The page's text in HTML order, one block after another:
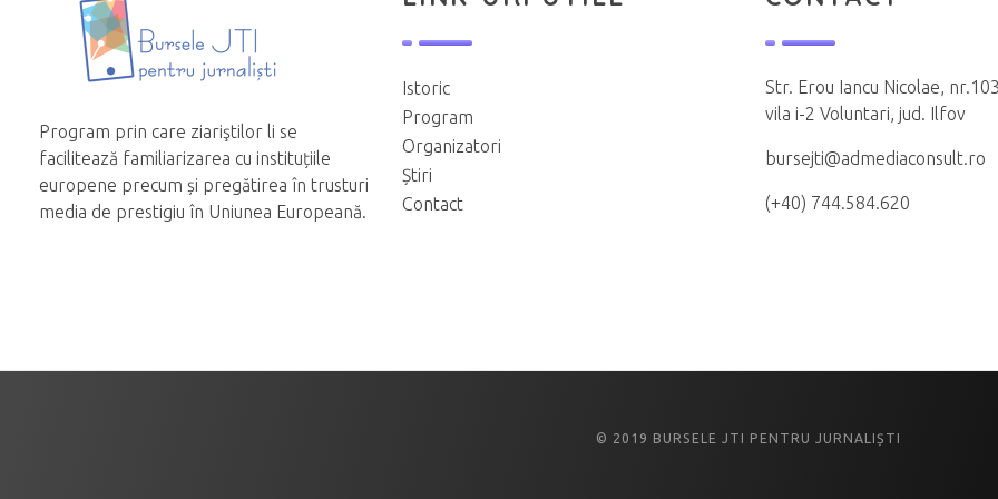
Program prin care ziariştilor li se
facilitează familiarizarea cu instituțiile
europene precum și pregătirea în trusturi
media de prestigiu în Uniunea Europeană.
Istoric
Program
Organizatori
Știri
Contact
Str. Erou Iancu Nicolae,
vila i-2 Voluntari, jud. Ilfov
bursejti@admediaconsult.ro
(+40) 744.584.620
© 2019 BURSELE JTI PENTRU JURNALIȘTI